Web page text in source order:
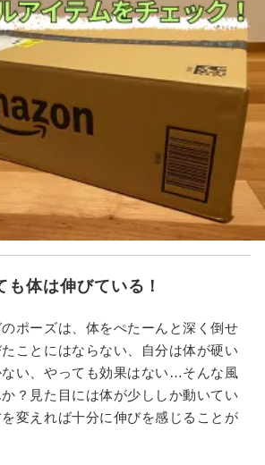
も体は伸びている！
ポーズは、体をぺたーんと深く倒せ
ことにはならない、自分は体が硬い
い、やっても効果はない…そんな風
？見た目には体が少ししか動いてい
変えれば十分に伸びを感じることが